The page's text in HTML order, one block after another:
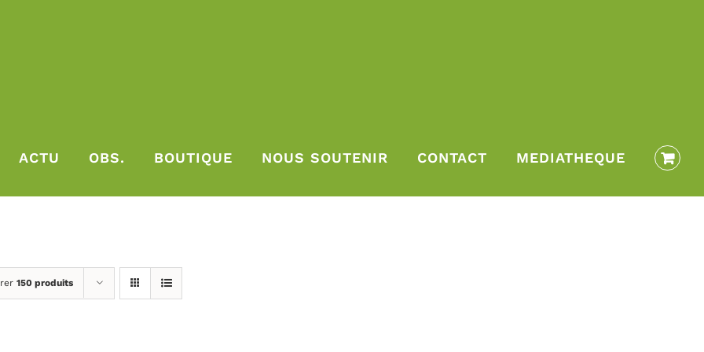
ACTU OBS. BOUTIQUE NOUS SOUTENIR CONTACT MEDIATHEQUE
150 produits